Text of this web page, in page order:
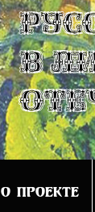
в
О ПРОЕКТЕ